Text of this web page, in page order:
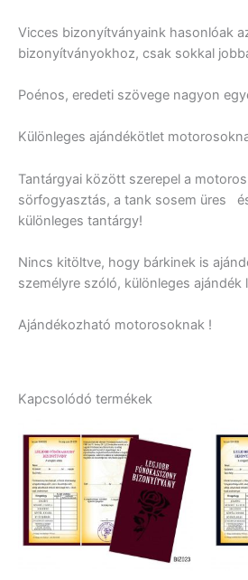
Vicces bizonyítványaink hasonlóak
bizonyítványokhoz, csak sokkal
Poénos, eredeti szövege nagyon
Különleges ajándékötlet
Tantárgyai között szerepel a
sörfogyasztás, a tank sosem üres
különleges tantárgy!
Nincs kitöltve, hogy bárkinek is
személyre szóló, különleges ajándék
Ajándékozható motorosoknak !
Kapcsolódó termékek